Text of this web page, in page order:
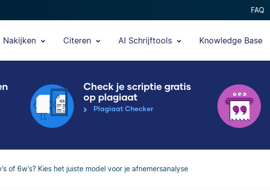
FAQ
Nakijken Citeren AI Schrijftools Knowledge Base
Check je scriptie gratis
op plagiaat
Plagiaat Checker
of 6w’s? Kies het juiste model voor je afnemersanalyse